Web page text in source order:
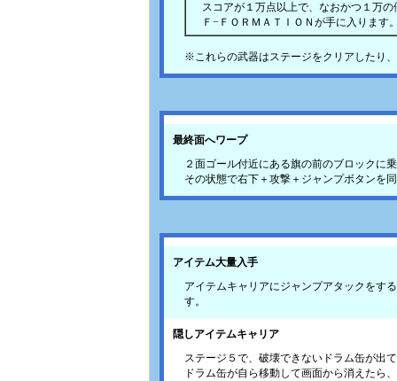
スコアが１万点以上で、なおかつ１万
Ｆ−ＦＯＲＭＡＴＩＯＮが手に入ります
※これらの武器はステージをクリアしたり
最終面へワープ
２面ゴール付近にある旗の前のブロックに
その状態で右下＋攻撃＋ジャンプボタンを
アイテム大量入手
アイテムキャリアにジャンプアタックをす
す。
隠しアイテムキャリア
ステージ５で、破壊できないドラム缶が出
ドラム缶が自ら移動して画面から消えたら